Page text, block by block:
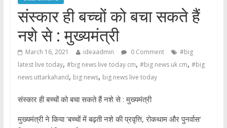
संस्कार ही बच्चों को बचा सकते हैं
नशे से : मुख्यमंत्री
March 16, 2021 ideaadmin 0 Comment
#big
latest live today, #big news live today cm, #big news uk cm, #big
news uttarkahand, big news, big news live today
संस्कार ही बच्चों को बचा सकते हैं नशे से : मुख्यमंत्री
मुख्यमंत्री ने किया ‘बच्चों में बढ़ती नशे की प्रवृत्ति, रोकथाम और पुनर्वास’